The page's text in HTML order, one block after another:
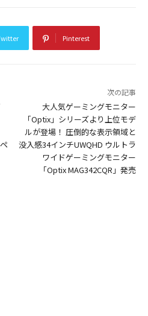
Pinterest
次の記事
大人気ゲーミングモニター
「Optix」シリーズより上位モデ
ルが登場！ 圧倒的な表示領域と
没入感34インチUWQHD ウルトラ
ワイドゲーミングモニター
「Optix MAG342CQR」発売